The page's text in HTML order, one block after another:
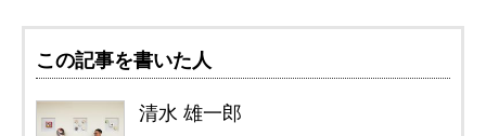
この記事を書いた人
清水 雄一郎